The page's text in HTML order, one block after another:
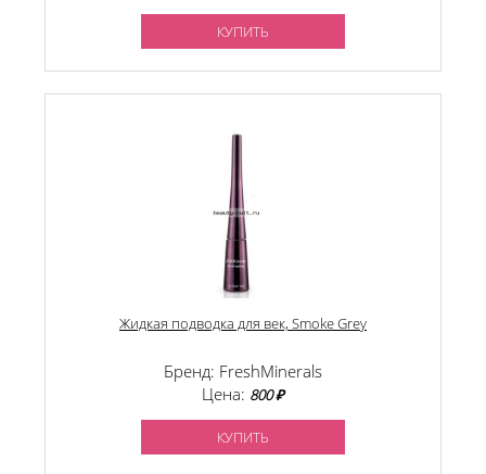
КУПИТЬ
Жидкая подводка для век, Smoke Grey
Бренд: FreshMinerals
Цена: 800 ₽
КУПИТЬ